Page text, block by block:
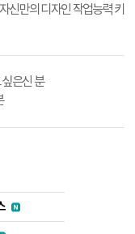
신만의 디자인 작업능력 키
은신 분